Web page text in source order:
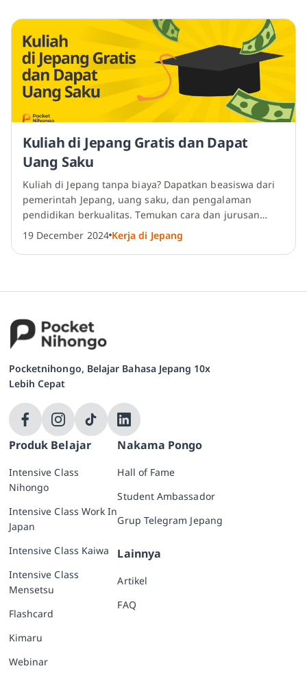
Kuliah di Jepang Gratis dan Dapat
Uang Saku
Kuliah di Jepang tanpa biaya? Dapatkan beasiswa dari
pemerintah Jepang, uang saku, dan pengalaman
pendidikan berkualitas. Temukan cara dan jurusan
populer di Jepang di sini!
19 December 2024 Kerja di Jepang
Pocketnihongo, Belajar Bahasa Jepang 10x
Lebih Cepat
Produk Belajar
Intensive Class
Nihongo
Intensive Class Work In
Japan
Intensive Class Kaiwa
Intensive Class
Mensetsu
Flashcard
Kimaru
Webinar
Nakama Pongo
Hall of Fame
Student Ambassador
Grup Telegram Jepang
Lainnya
Artikel
FAQ